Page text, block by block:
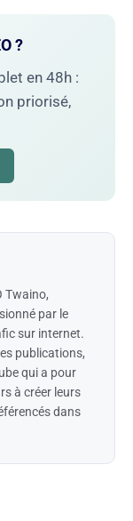
?
en 48h :
priorisé,
Twaino,
par le
sur internet.
publications,
qui a pour
à créer leurs
dans